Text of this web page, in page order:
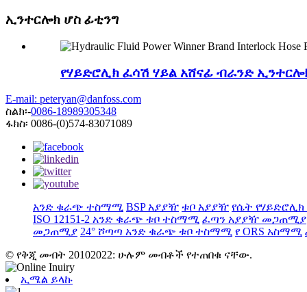
ኢንተርሎክ ሆስ ፊቲንግ
የሃይድሮሊክ ፈሳሽ ሃይል አሸናፊ ብራንድ
E-mail: peteryan@danfoss.com
ስልክ፡-0086-18989305348
ፋክስ፡ 0086-(0)574-83071089
አንድ ቁራጭ ተስማሚ BSP አያያዥ ቱቦ አያያዥ የሴት
ISO 12151-2 አንድ ቁራጭ ቱቦ ተስማሚ ፈጣን አያያዥ መጋጠሚያ
መጋጠሚያ 24° ሾጣጣ አንድ ቁራጭ ቱቦ ተስማሚ የ ORS አስማሚ
© የቅጂ መብት 20102022: ሁሉም መብቶች የተጠበቁ ናቸው.
ኢሜል ይላኩ